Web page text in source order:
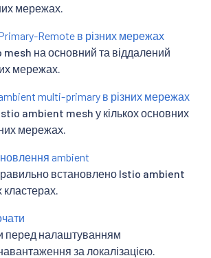
мережах.
Remote в різних мережах
mesh на основний та віддалений
мережах.
multi-primary в різних мережах
ambient mesh у кількох основних
мережах.
ambient
встановлено Istio ambient
кластерах.
перед налаштуванням
за локалізацією.